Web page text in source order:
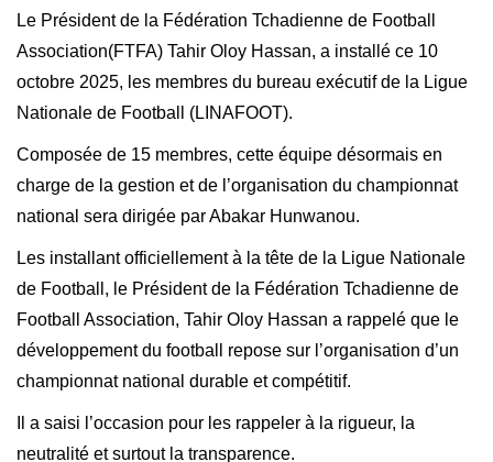
Le Président de la Fédération Tchadienne de Football
Association(FTFA) Tahir Oloy Hassan, a installé ce 10
octobre 2025, les membres du bureau exécutif de la Ligue
Nationale de Football (LINAFOOT).
Composée de 15 membres, cette équipe désormais en
charge de la gestion et de l’organisation du championnat
national sera dirigée par Abakar Hunwanou.
Les installant officiellement à la tête de la Ligue Nationale
de Football, le Président de la Fédération Tchadienne de
Football Association, Tahir Oloy Hassan a rappelé que le
développement du football repose sur l’organisation d’un
championnat national durable et compétitif.
Il a saisi l’occasion pour les rappeler à la rigueur, la
neutralité et surtout la transparence.